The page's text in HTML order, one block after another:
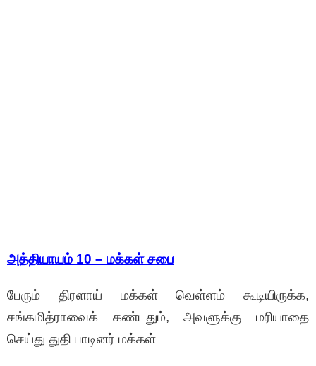
அத்தியாயம் 10 – மக்கள் சபை
பேரும் திரளாய் மக்கள் வெள்ளம் கூடியிருக்க,
சங்கமித்ராவைக் கண்டதும், அவளுக்கு மரியாதை
செய்து துதி பாடினர் மக்கள்